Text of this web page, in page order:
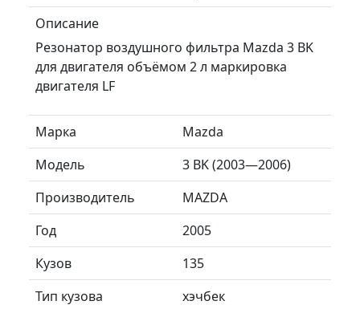
Описание
Резонатор воздушного фильтра Mazda 3 BK
для двигателя объёмом 2 л маркировка
двигателя LF
Марка
Mazda
Модель
3 BK (2003—2006)
Производитель
MAZDA
Год
2005
Кузов
135
Тип кузова
хэчбек